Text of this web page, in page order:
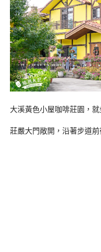
大溪黃色小屋咖啡莊園，
莊嚴大門敞開，沿著步道